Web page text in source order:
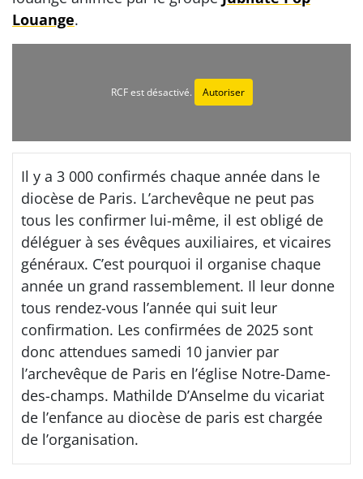
Louange.
RCF est désactivé. Autoriser
Il y a 3 000 confirmés chaque année dans le
diocèse de Paris. L’archevêque ne peut pas
tous les confirmer lui-même, il est obligé de
déléguer à ses évêques auxiliaires, et vicaires
généraux. C’est pourquoi il organise chaque
année un grand rassemblement. Il leur donne
tous rendez-vous l’année qui suit leur
confirmation. Les confirmées de 2025 sont
donc attendues samedi 10 janvier par
l’archevêque de Paris en l’église Notre-Dame-
des-champs. Mathilde D’Anselme du vicariat
de l’enfance au diocèse de paris est chargée
de l’organisation.